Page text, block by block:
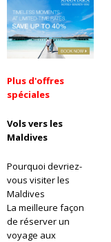
Plus d'offres
spéciales
Vols vers les
Maldives
Pourquoi devriez-
vous visiter les
Maldives
La meilleure façon
de réserver un
voyage aux